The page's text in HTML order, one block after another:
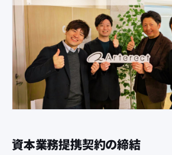
資本業務提携契約の締結